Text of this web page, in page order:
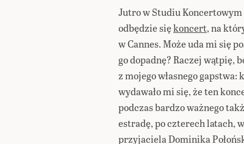
Jutro w Studiu
odbędzie siękoncert, na
w Cannes. Może uda mi się
go dopadnę? Raczej wątpię,
z mojego własnego
wydawało mi się, że ten
podczas bardzo ważnego
estradę, po czterech latach,
przyjaciela Dominika